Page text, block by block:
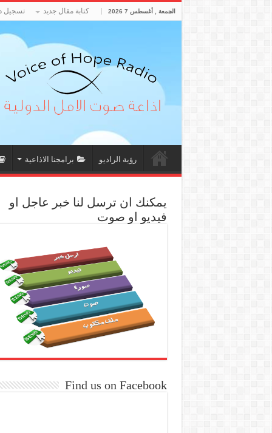
الجمعة , أغسطس 7 2026 كتابة مقال جديد تسجيل
رؤية الراديو برامجنا الاذاعية
يمكنك ان ترسل لنا خبر عاجل او
فيديو او صوت
Find us on Facebook